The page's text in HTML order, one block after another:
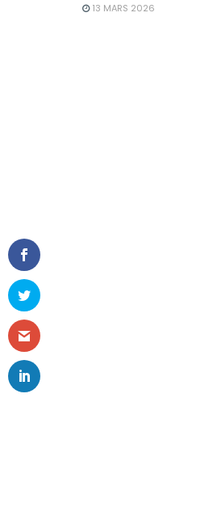
13 MARS 2026